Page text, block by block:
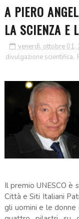
A PIERO
LA SCIENZA E
venerdì, ottobre 01,
divulgazione scientifica,
Il premio UNESCO è
Città e Siti Italiani
gli uomini e le donne